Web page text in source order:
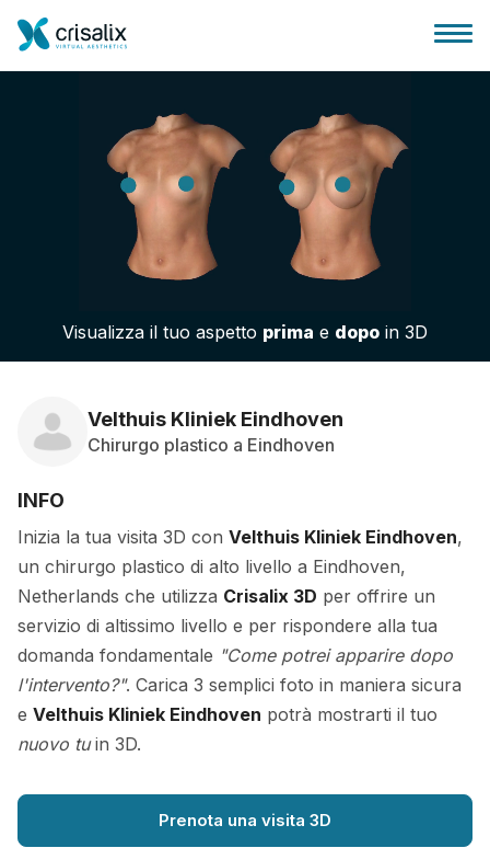
Accesso chirurghi
Piattaforma Business 3D
Piani
Recensioni dei pazienti
Visualizza il tuo aspetto prima e dopo in 3D
Velthuis Kliniek Eindhoven
Chirurgo plastico a Eindhoven
INFO
Inizia la tua visita 3D con Velthuis Kliniek Eindhoven,
un chirurgo plastico di alto livello a Eindhoven,
Netherlands che utilizza Crisalix 3D per offrire un
servizio di altissimo livello e per rispondere alla tua
domanda fondamentale "Come potrei apparire dopo
l'intervento?". Carica 3 semplici foto in maniera sicura
e Velthuis Kliniek Eindhoven potrà mostrarti il tuo
nuovo tuin 3D.
Prenota una visita 3D